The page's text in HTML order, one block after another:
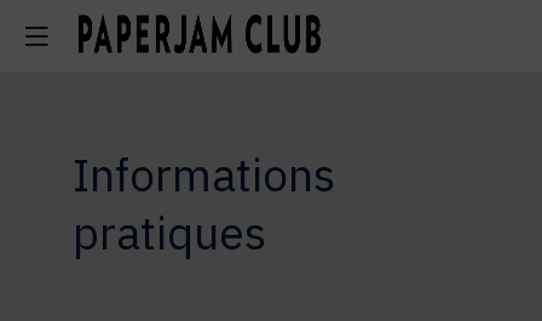
Informations
pratiques